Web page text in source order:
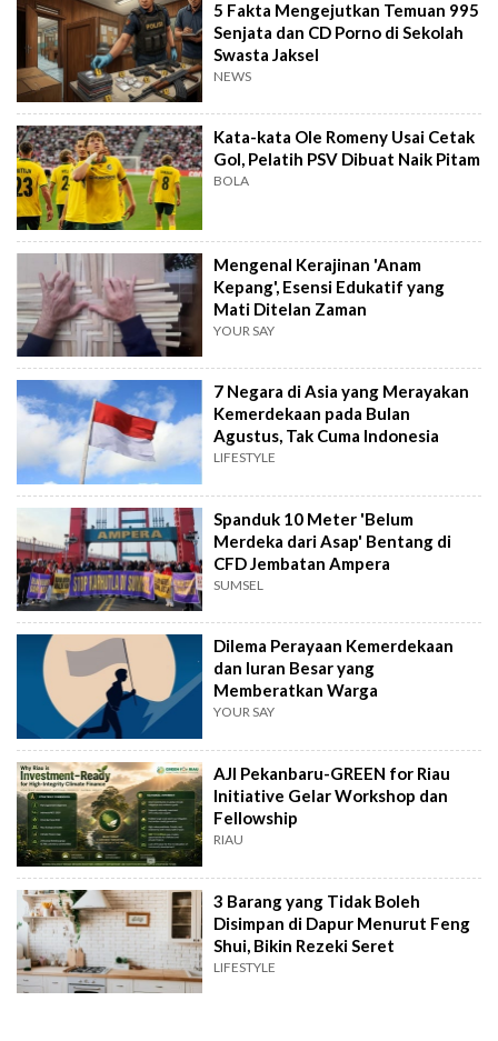
5 Fakta Mengejutkan Temuan 995
Senjata dan CD Porno di Sekolah
Swasta Jaksel
NEWS
Kata-kata Ole Romeny Usai Cetak
Gol, Pelatih PSV Dibuat Naik Pitam
BOLA
Mengenal Kerajinan 'Anam
Kepang', Esensi Edukatif yang
Mati Ditelan Zaman
YOUR SAY
7 Negara di Asia yang Merayakan
Kemerdekaan pada Bulan
Agustus, Tak Cuma Indonesia
LIFESTYLE
Spanduk 10 Meter 'Belum
Merdeka dari Asap' Bentang di
CFD Jembatan Ampera
SUMSEL
Dilema Perayaan Kemerdekaan
dan Iuran Besar yang
Memberatkan Warga
YOUR SAY
AJI Pekanbaru-GREEN for Riau
Initiative Gelar Workshop dan
Fellowship
RIAU
3 Barang yang Tidak Boleh
Disimpan di Dapur Menurut Feng
Shui, Bikin Rezeki Seret
LIFESTYLE